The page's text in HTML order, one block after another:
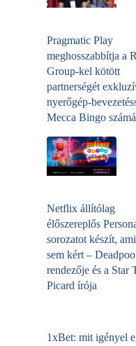
Pragmatic Play
meghosszabbítja a
Group-kel kötött
partnerségét
nyerőgép-
Mecca Bingo
Netflix állítólag
élőszereplős
sorozatot készít,
sem kért –
rendezője és a Star
Picard írója
1xBet: mit igényel